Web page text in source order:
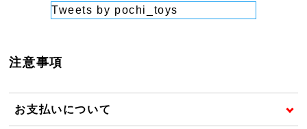
Tweets by pochi_toys
注意事項
お支払いについて